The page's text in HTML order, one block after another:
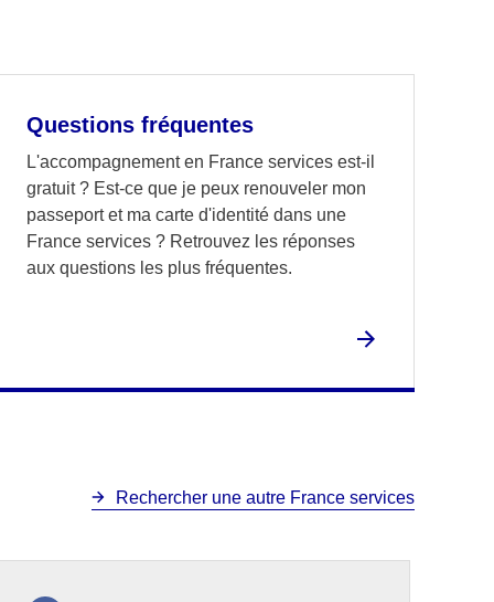
Questions fréquentes
L'accompagnement en France services est-il
gratuit ? Est-ce que je peux renouveler mon
passeport et ma carte d'identité dans une
France services ? Retrouvez les réponses
aux questions les plus fréquentes.
Rechercher une autre France services